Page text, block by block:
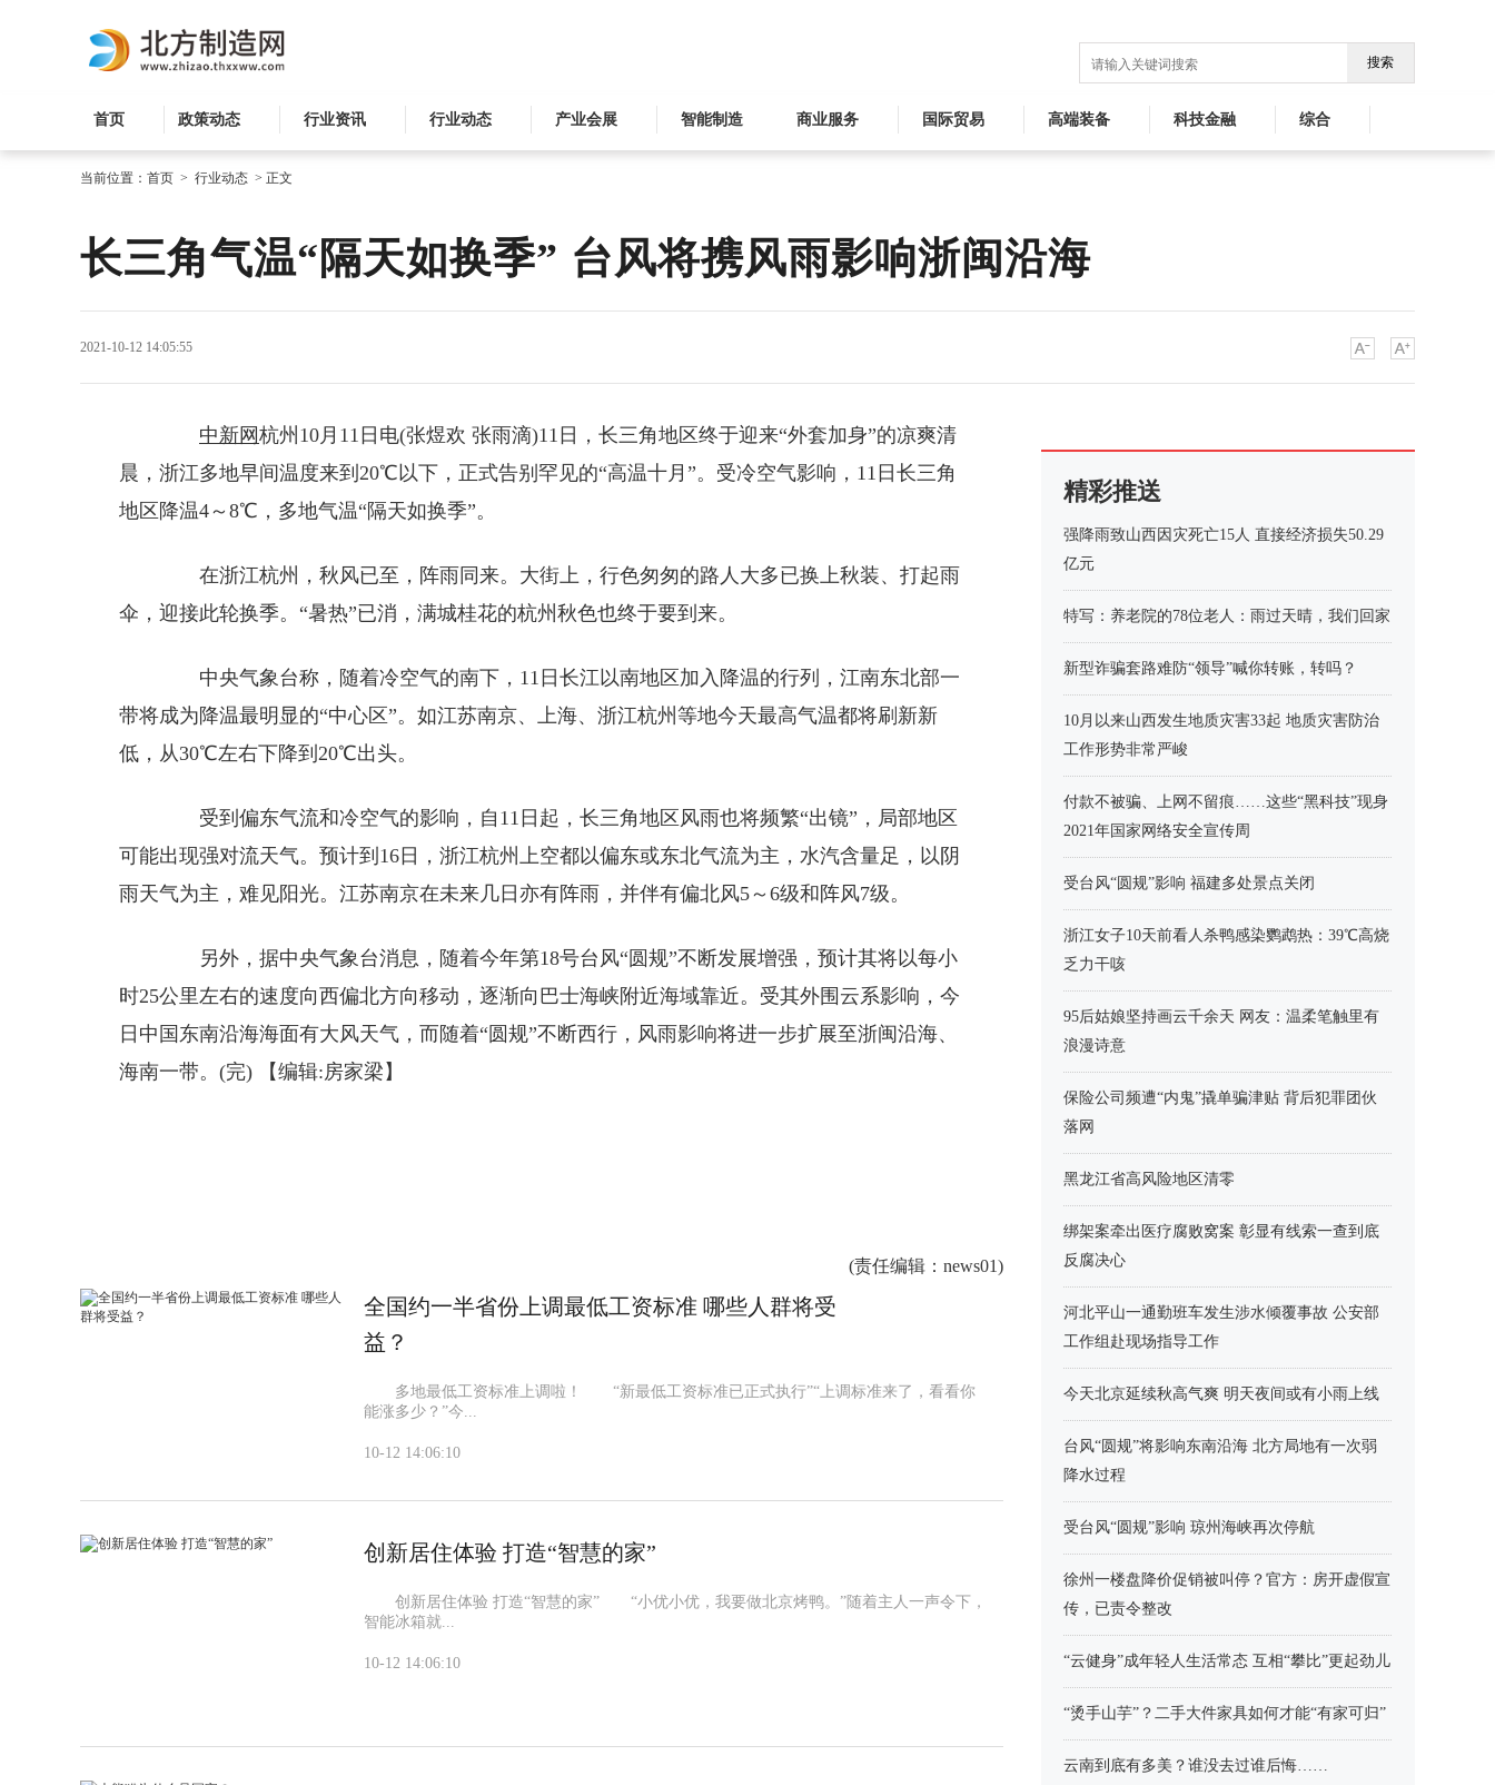
搜索
首页 政策动态 行业资讯 行业动态 产业会展 智能制造 商业服务 国际贸易 高端装备 科技金融 综合
当前位置： 首页 > 行业动态 > 正文
长三角气温“隔天如换季” 台风将携风雨影响浙闽沿海
2021-10-12 14:05:55
中新网 杭州10月11日电(张煜欢 张雨滴)11日，长三角地区终于迎来“外套加身”的凉爽清
晨，浙江多地早间温度来到20℃以下，正式告别罕见的“高温十月”。受冷空气影响，11日长三角
地区降温4～8℃，多地气温“隔天如换季”。
在浙江杭州，秋风已至，阵雨同来。大街上，行色匆匆的路人大多已换上秋装、打起雨
伞，迎接此轮换季。“暑热”已消，满城桂花的杭州秋色也终于要到来。
中央气象台称，随着冷空气的南下，11日长江以南地区加入降温的行列，江南东北部一
带将成为降温最明显的“中心区”。如江苏南京、上海、浙江杭州等地今天最高气温都将刷新新
低，从30℃左右下降到20℃出头。
受到偏东气流和冷空气的影响，自11日起，长三角地区风雨也将频繁“出镜”，局部地区
可能出现强对流天气。预计到16日，浙江杭州上空都以偏东或东北气流为主，水汽含量足，以阴
雨天气为主，难见阳光。江苏南京在未来几日亦有阵雨，并伴有偏北风5～6级和阵风7级。
另外，据中央气象台消息，随着今年第18号台风“圆规”不断发展增强，预计其将以每小
时25公里左右的速度向西偏北方向移动，逐渐向巴士海峡附近海域靠近。受其外围云系影响，今
日中国东南沿海海面有大风天气，而随着“圆规”不断西行，风雨影响将进一步扩展至浙闽沿海、
海南一带。(完)
【编辑:房家梁】
(责任编辑 ：news01)
全国约一半省份上调最低工资标准 哪些人群将受
益？
多地最低工资标准上调啦！ “新最低工资标准已正式执行”“上调标准来了，看看你
能涨多少？”今...
10-12 14:06:10
创新居住体验 打造“智慧的家”
创新居住体验 打造“智慧的家” “小优小优，我要做北京烤鸭。”随着主人一声令下，
智能冰箱就...
10-12 14:06:10
精彩推送
强降雨致山西因灾死亡15人 直接经济损失50.29
亿元
特写：养老院的78位老人：雨过天晴，我们回家
新型诈骗套路难防“领导”喊你转账，转吗？
10月以来山西发生地质灾害33起 地质灾害防治
工作形势非常严峻
付款不被骗、上网不留痕……这些“黑科技”现身
2021年国家网络安全宣传周
受台风“圆规”影响 福建多处景点关闭
浙江女子10天前看人杀鸭感染鹦鹉热：39℃高烧
乏力干咳
95后姑娘坚持画云千余天 网友：温柔笔触里有
浪漫诗意
保险公司频遭“内鬼”撬单骗津贴 背后犯罪团伙
落网
黑龙江省高风险地区清零
绑架案牵出医疗腐败窝案 彰显有线索一查到底
反腐决心
河北平山一通勤班车发生涉水倾覆事故 公安部
工作组赴现场指导工作
今天北京延续秋高气爽 明天夜间或有小雨上线
台风“圆规”将影响东南沿海 北方局地有一次弱
降水过程
受台风“圆规”影响 琼州海峡再次停航
徐州一楼盘降价促销被叫停？官方：房开虚假宣
传，已责令整改
“云健身”成年轻人生活常态 互相“攀比”更起劲儿
“烫手山芋”？二手大件家具如何才能“有家可归”
云南到底有多美？谁没去过谁后悔……